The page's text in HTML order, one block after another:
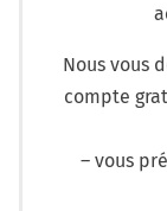
Nous vous
compte
– vous